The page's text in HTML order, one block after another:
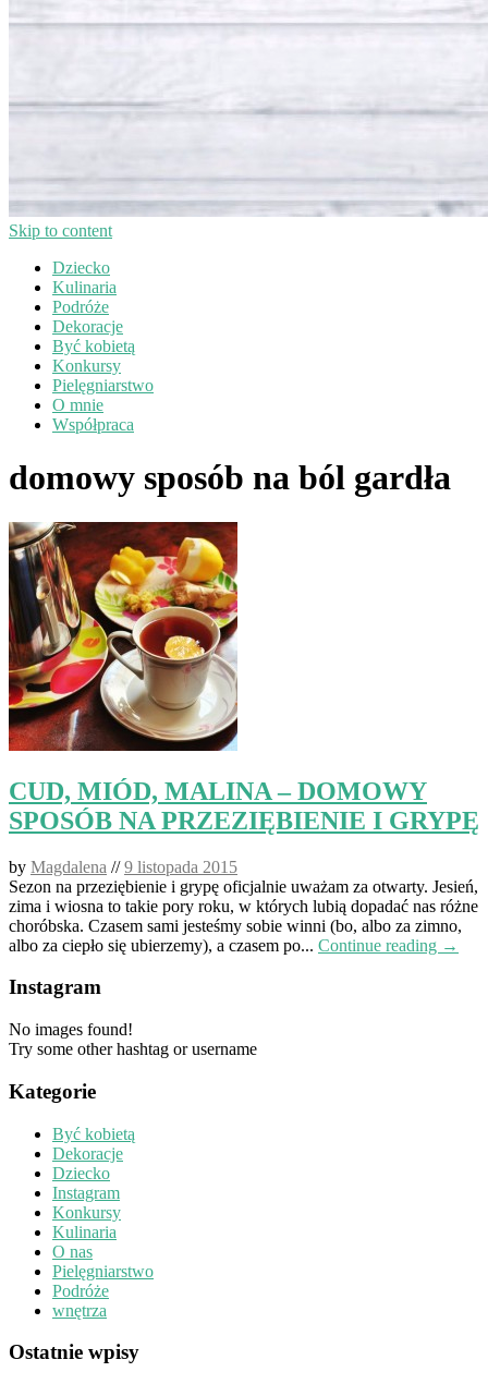
Skip to content
Dziecko
Kulinaria
Podróże
Dekoracje
Być kobietą
Konkursy
Pielęgniarstwo
O mnie
Współpraca
domowy sposób na ból gardła
CUD, MIÓD, MALINA – DOMOWY
SPOSÓB NA PRZEZIĘBIENIE I GRYPĘ
by Magdalena //9 listopada 2015
Sezon na przeziębienie i grypę oficjalnie uważam za otwarty. Jesień,
zima i wiosna to takie pory roku, w których lubią dopadać nas różne
choróbska. Czasem sami jesteśmy sobie winni (bo, albo za zimno,
albo za ciepło się ubierzemy), a czasem po... Continue reading →
Instagram
No images found!
Try some other hashtag or username
Kategorie
Być kobietą
Dekoracje
Dziecko
Instagram
Konkursy
Kulinaria
O nas
Pielęgniarstwo
Podróże
wnętrza
Ostatnie wpisy